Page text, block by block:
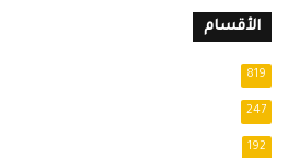
الأقسام
819
247
192